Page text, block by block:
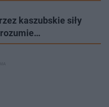
kaszubskie siły